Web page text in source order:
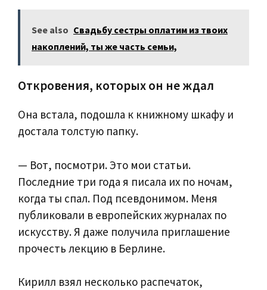
See also Свадьбу сестры оплатим из твоих
накоплений, ты же часть семьи,
Откровения, которых он не ждал
Она встала, подошла к книжному шкафу и
достала толстую папку.
— Вот, посмотри. Это мои статьи.
Последние три года я писала их по ночам,
когда ты спал. Под псевдонимом. Меня
публиковали в европейских журналах по
искусству. Я даже получила приглашение
прочесть лекцию в Берлине.
Кирилл взял несколько распечаток,